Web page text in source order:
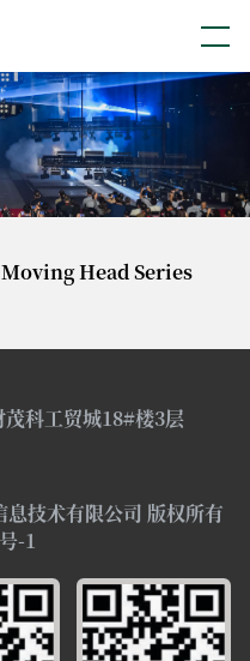
Head Series
科工贸城18#楼3层
技术有限公司 版权所有
-1